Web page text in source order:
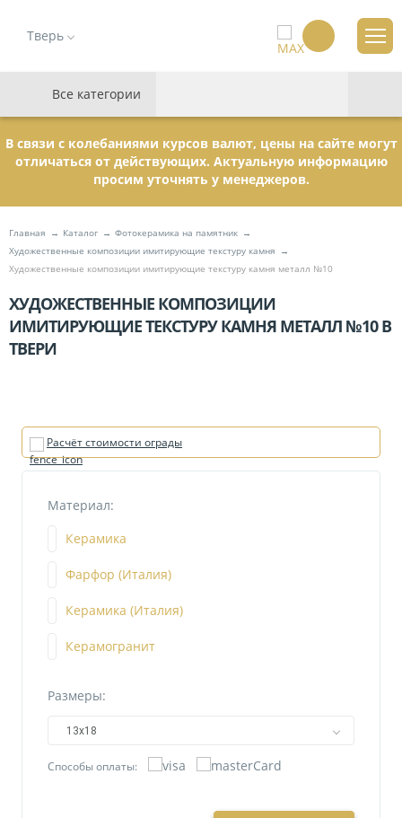
Тверь
Все категории
В связи с колебаниями курсов валют, цены на сайте могут
отличаться от действующих. Актуальную информацию
просим уточнять у менеджеров.
Главная Каталог
Фотокерамика на памятник
Художественные композиции имитирующие текстуру камня
Художественные композиции имитирующие текстуру камня металл №10
ХУДОЖЕСТВЕННЫЕ КОМПОЗИЦИИ
ИМИТИРУЮЩИЕ ТЕКСТУРУ КАМНЯ МЕТАЛЛ №10 В
ТВЕРИ
Расчёт стоимости ограды
Материал:
Керамика
Фарфор (Италия)
Керамика (Италия)
Керамогранит
Размеры:
13х18
Способы оплаты: